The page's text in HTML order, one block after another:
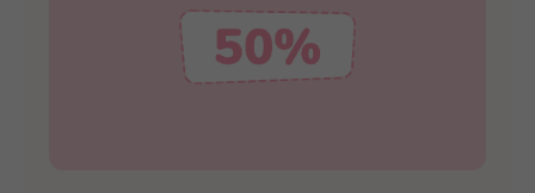
CRIAR MINHA LISTA